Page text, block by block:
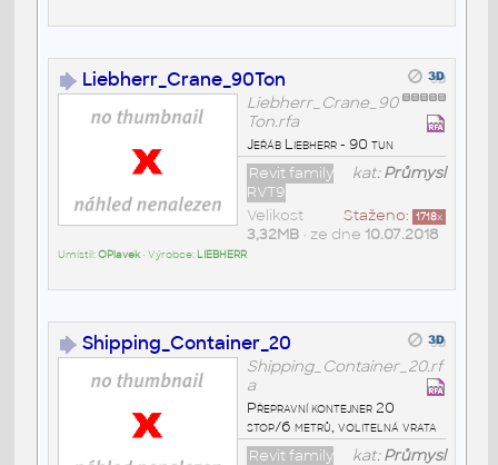
Liebherr_Crane_90Ton
Liebherr_Crane_90
Ton.rfa
Jeřáb Liebherr - 90 tun
kat:Průmysl
Revit family
RVT9
Staženo: 1718x
Velikost
3,32MB• ze dne 10.07.2018
Umístil:OPlavek• Výrobce: LIEBHERR
Shipping_Container_20
Shipping_Container_20.rf
a
Přepravní kontejner 20
stop/6 metrů, volitelná vrata
kat:Průmysl
Revit family